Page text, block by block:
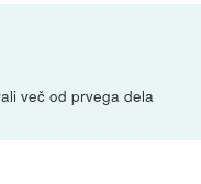
več od prvega dela